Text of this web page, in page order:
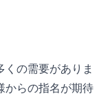
の需要がありま
からの指名が期待